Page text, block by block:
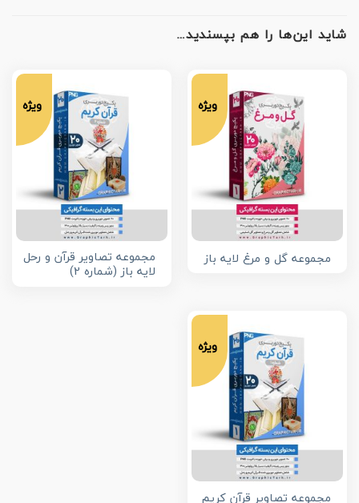
شاید این‌ها را هم بپسندید…
ویژه
مجموعه گل و مرغ لایه باز
ویژه
مجموعه تصاویر قرآن و رحل
لایه باز (شماره 2)
ویژه
مجموعه تصاویر قرآن کریم